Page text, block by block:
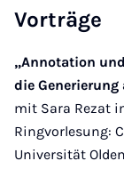
Vorträge
„Annotation
die
mit Sara Rezat
Ringvorlesung:
Universität